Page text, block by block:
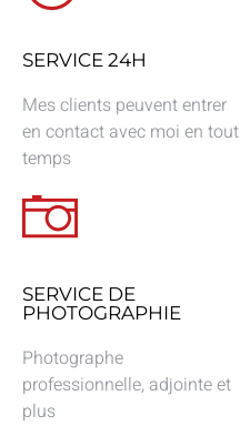
SERVICE 24H
Mes clients peuvent entrer
en contact avec moi en tout
temps
SERVICE DE
PHOTOGRAPHIE
Photographe
professionnelle, adjointe et
plus